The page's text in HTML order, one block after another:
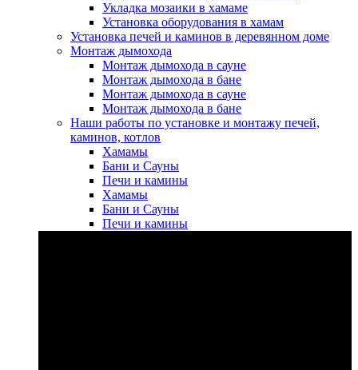
Укладка мозаики в хамаме
Установка оборудования в хамам
Установка печей и каминов в деревянном доме
Монтаж дымохода
Монтаж дымохода в сауне
Монтаж дымохода в бане
Монтаж дымохода в сауне
Монтаж дымохода в бане
Наши работы по установке и монтажу печей,
каминов, котлов
Хамамы
Бани и Сауны
Печи и камины
Хамамы
Бани и Сауны
Печи и камины